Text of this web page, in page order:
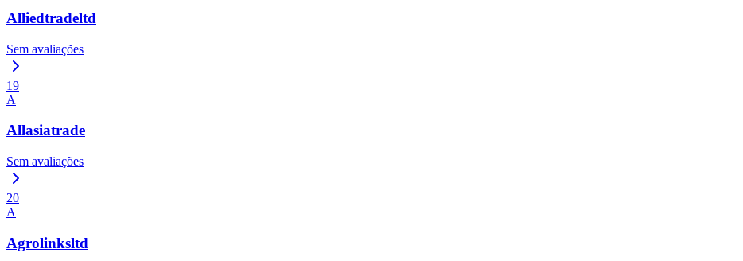
Alliedtradeltd
Sem avaliações
19
A
Allasiatrade
Sem avaliações
20
A
Agrolinksltd